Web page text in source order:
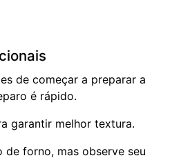
de começar a preparar a
é rápido.
garantir melhor textura.
de forno, mas observe seu